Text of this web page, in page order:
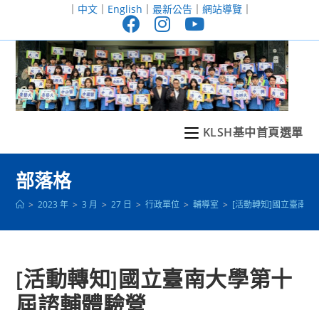
至
｜ 中文｜ English ｜ 最新公告｜ 網站導覽｜
KLSH基中首頁選單
部落格
> 2023 年 > 3 月 > 27 日 > 行政單位 > 輔導室 > [活動轉知]國立臺南大
[活動轉知]國立臺南大學第十
屆諮輔體驗營